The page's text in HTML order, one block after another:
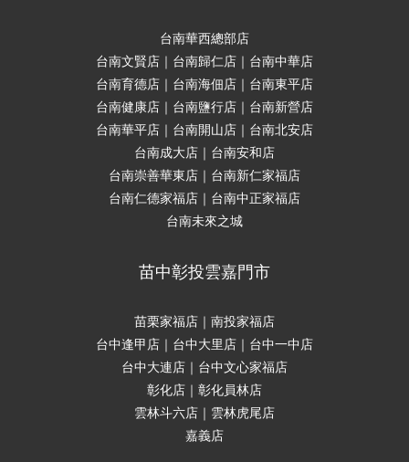
台南華西總部店
台南文賢店｜台南歸仁店｜台南中華店
台南育德店｜台南海佃店｜台南東平店
台南健康店｜台南鹽行店｜台南新營店
台南華平店｜台南開山店｜台南北安店
台南成大店｜台南安和店
台南崇善華東店｜台南新仁家福店
台南仁德家福店｜台南中正家福店
台南未來之城
苗中彰投雲嘉門市
苗栗家福店｜南投家福店
台中逢甲店｜台中大里店｜台中一中店
台中大連店｜台中文心家福店
彰化店｜彰化員林店
雲林斗六店｜雲林虎尾店
嘉義店